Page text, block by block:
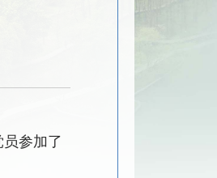
员参加了